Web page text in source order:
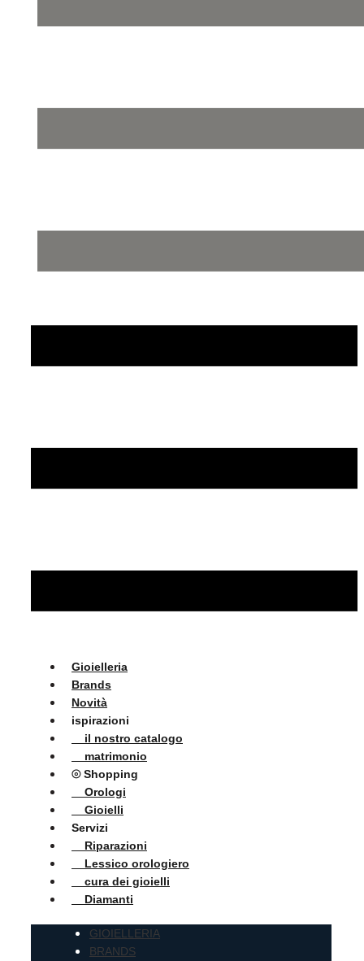
Gioielleria
Brands
Novità
ispirazioni
il nostro catalogo
matrimonio
⦾ Shopping
Orologi
Gioielli
Servizi
Riparazioni
Lessico orologiero
cura dei gioielli
Diamanti
GIOIELLERIA
BRANDS